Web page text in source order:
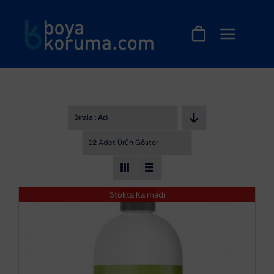
Sırala :Adı
12 Adet Ürün Göster
Stokta Kalmadı